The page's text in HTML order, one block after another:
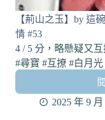
【荊山之玉】by 這
情 #53
4 / 5 分，略懸疑又
#尋寶 #互撩 #白月光
2025 年 9 月